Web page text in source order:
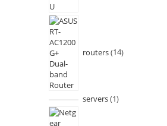
routers 14
servers 1